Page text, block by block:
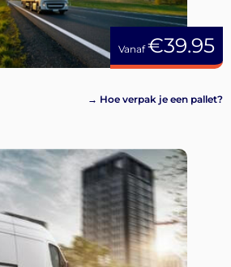
Vanaf€39.95
→ Hoe verpak je een pallet?